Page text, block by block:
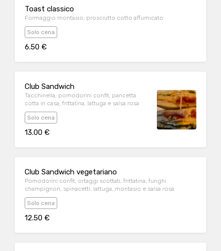
Toast classico
Formaggio montasio, prosciutto cotto affumicato
Solo cena
6.50 €
Club Sandwich
Tacchinella, pomodorini confit, pancetta
cotta in casa, frittatina, lattuga e salsa rosa
Solo cena
13.00 €
Club Sandwich vegetariano
Pomodorini confit, ortaggi scottati, frittatina, funghi
champignon, spinacetti, lattuga, montasio e salsa rosa
Solo cena
12.50 €